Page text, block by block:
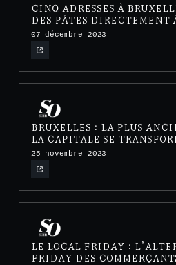
CINQ ADRESSES À
DES PÂTES DIRECTEMENT
07 décembre 2023
BRUXELLES : LA PLUS
LA CAPITALE SE
RESTAURANT
25 novembre 2023
LE LOCAL FRIDAY :
FRIDAY DES